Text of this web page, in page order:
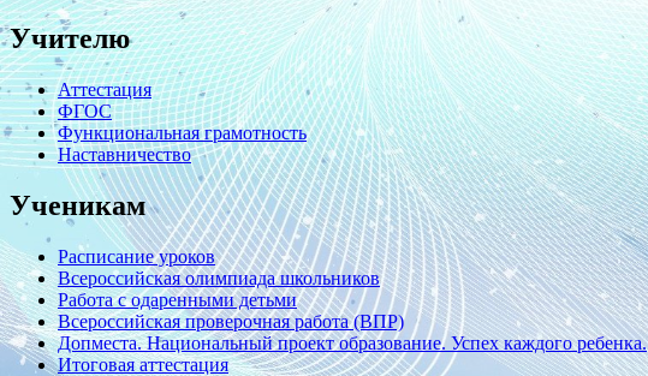
Учителю
Аттестация
ФГОС
Функциональная грамотность
Наставничество
Ученикам
Расписание уроков
Всероссийская олимпиада школьников
Работа с одаренными детьми
Всероссийская проверочная работа (ВПР)
Допместа. Национальный проект образование. Успех каждого ребенка.
Итоговая аттестация